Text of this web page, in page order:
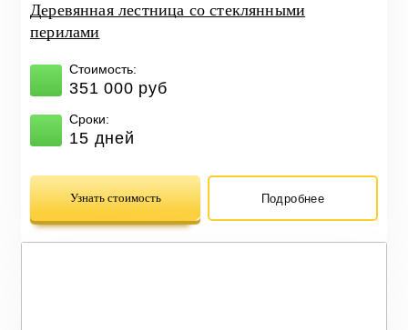
Деревянная лестница со стеклянными
перилами
Стоимость:
351 000 руб
Сроки:
15 дней
Узнать стоимость Подробнее